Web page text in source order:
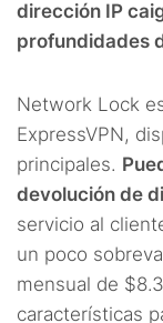
dirección IP
profundidades
Network Lock
ExpressVPN,
principales.
devolución de
servicio al
un poco
mensual de
características